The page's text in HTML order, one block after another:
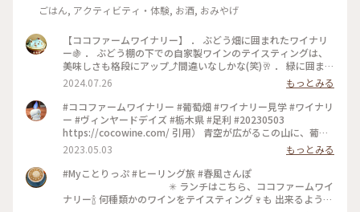
ごはん, アクティビティ・体験, お酒, おみやげ
【ココファームワイナリー】 ． ぶどう畑に囲まれたワイナリ
ー🍇 ． ぶどう棚の下での自家製ワインのテイスティングは、
美味しさも格段にアップ⤴︎間違いなしかな(笑)🥂 ． 緑に囲まれ
た清々しい空気の中で テイスティング🍷の他、 併設のカフェ
では食事やお茶が楽しめます🫖 ． ． #栃木 だけど#ほぼ群馬 #
足利 #ワイナリー#テイスティング #ココファームワイナリー #
ココファーム #ことりっぷ旅2024
2024.07.26
もっとみる
#ココファームワイナリー #葡萄畑 #ワイナリー見学 #ワイナリ
ー #ヴィンヤードデイズ #栃木県 #足利 #20230503
https://cocowine.com/ 引用） 青空が広がるこの山に、葡萄
畑が開かれたのは昭和33年。その葡萄畑の麓にこころみ学園が
設立されたのは昭和44年、ココ･ファーム･ワイナリーができた
のは昭和55年。 おかげさまで、今年、葡萄畑は開墾65年目
を、1984年からはじまったワインづくりは､40年目そして、ビ
ン内二次醗酵によるスパークリングワインづくりは30周年を迎
えることができました。 今、こころみ学園の園生たちも葡萄
2023.05.03
もっとみる
#Myことりっぷ #ヒーリング旅 #春風さんぽ
✳︎ ランチはこちら、ココファームワイ
ナリー🍾 何種類かのワインをテイスティング🍷も 出来るようで